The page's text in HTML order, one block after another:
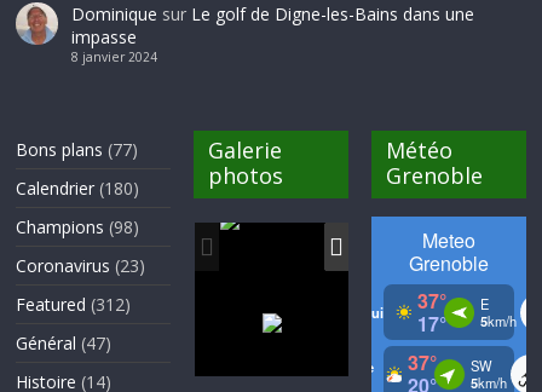
Dominique sur Le golf de Digne-les-Bains dans une
impasse
8 janvier 2024
Bons plans (77)
Calendrier (180)
Champions (98)
Coronavirus (23)
Featured (312)
Général (47)
Histoire (14)
Galerie
photos
Météo
Grenoble